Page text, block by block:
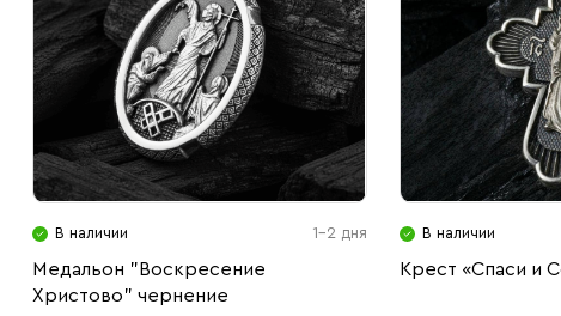
В наличии 1-2 дня
Медальон "Воскресение
Христово" чернение
В наличии
Крест «Спаси и